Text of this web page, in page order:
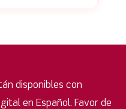
disponibles con
en Español. Favor de